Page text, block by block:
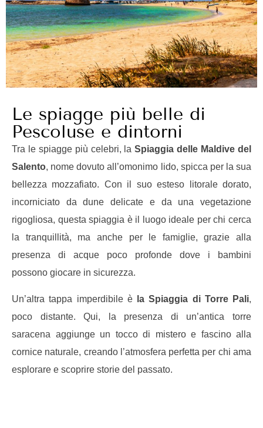
Le spiagge più belle di
Pescoluse e dintorni
Tra le spiagge più celebri, la Spiaggia delle Maldive del
Salento, nome dovuto all’omonimo lido, spicca per la sua
bellezza mozzafiato. Con il suo esteso litorale dorato,
incorniciato da dune delicate e da una vegetazione
rigogliosa, questa spiaggia è il luogo ideale per chi cerca
la tranquillità, ma anche per le famiglie, grazie alla
presenza di acque poco profonde dove i bambini
possono giocare in sicurezza.
Un’altra tappa imperdibile è la Spiaggia di Torre Pali,
poco distante. Qui, la presenza di un’antica torre
saracena aggiunge un tocco di mistero e fascino alla
cornice naturale, creando l’atmosfera perfetta per chi ama
esplorare e scoprire storie del passato.